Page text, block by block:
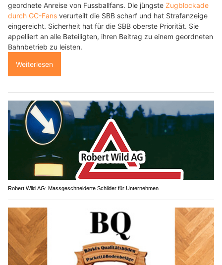
geordnete Anreise von Fussballfans. Die jüngste Zugblockade
durch GC-Fans verurteilt die SBB scharf und hat Strafanzeige
eingereicht. Sicherheit hat für die SBB oberste Priorität. Sie
appelliert an alle Beteiligten, ihren Beitrag zu einem geordneten
Bahnbetrieb zu leisten.
Weiterlesen
Robert Wild AG: Massgeschneiderte Schilder für Unternehmen